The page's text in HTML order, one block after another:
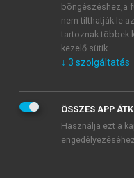
Általános
mersz.huoldalak
tudomásul veszem
böngészéshez,a
nem tilthatják le
tartoznak többek
kezelő sütik.
↓ 3 szolgáltatás
ÖSSZES APP
Használja ezt a